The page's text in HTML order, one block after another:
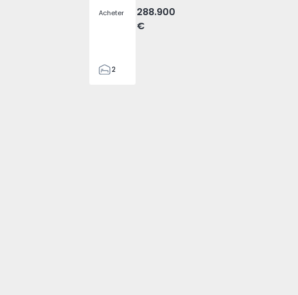
Acheter
288.900
€
2